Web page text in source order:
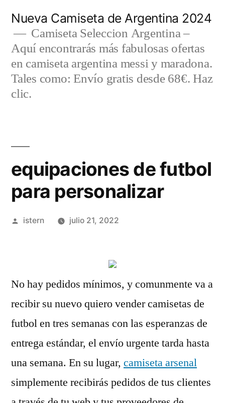
contenido
Nueva Camiseta de Argentina 2024
Camiseta Seleccion Argentina –
Aquí encontrarás más fabulosas ofertas
en camiseta argentina messi y maradona.
Tales como: Envío gratis desde 68€. Haz
clic.
equipaciones de futbol
para personalizar
Publicado
istern julio 21, 2022
No hay pedidos mínimos, y comunmente va a
recibir su nuevo quiero vender camisetas de
futbol en tres semanas con las esperanzas de
entrega estándar, el envío urgente tarda hasta
una semana. En su lugar, camiseta arsenal
simplemente recibirás pedidos de tus clientes